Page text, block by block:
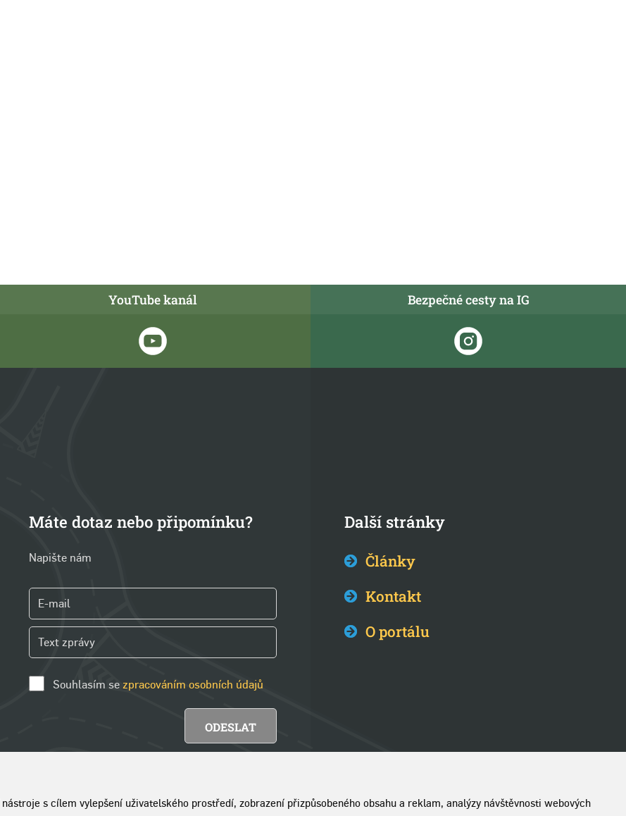
s cílem vylepšení uživatelského prostředí, zobrazení přizpůsobeného obsahu a reklam, analýzy návštěvnosti webových
YouTube kanál Bezpečné cesty na IG
Máte dotaz nebo připomínku?
Napište nám
Souhlasím se zpracováním osobních údajů
Další stránky
Články
Kontakt
O portálu